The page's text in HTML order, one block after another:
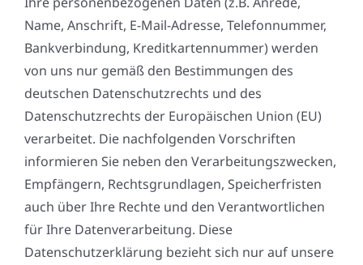
Name, Anschrift, E-Mail-Adresse, Telefonnummer,
Bankverbindung, Kreditkartennummer) werden
von uns nur gemäß den Bestimmungen des
deutschen Datenschutzrechts und des
Datenschutzrechts der Europäischen Union (EU)
verarbeitet. Die nachfolgenden Vorschriften
informieren Sie neben den Verarbeitungszwecken,
Empfängern, Rechtsgrundlagen, Speicherfristen
auch über Ihre Rechte und den Verantwortlichen
für Ihre Datenverarbeitung. Diese
Datenschutzerklärung bezieht sich nur auf unsere